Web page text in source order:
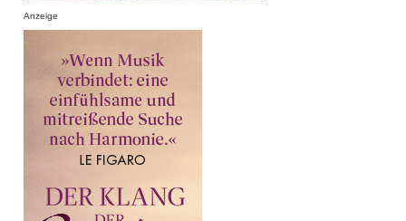
Anzeige